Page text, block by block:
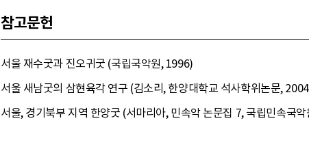
참고문헌
서울 재수굿과 진오귀굿 (국립국악원, 1996)
서울 새남굿의 삼현육각 연구 (김소리, 한양대학교 석사학위논문,
서울, 경기북부 지역 한양굿 (서마리아, 민속악 논문집 7, 국립민속국